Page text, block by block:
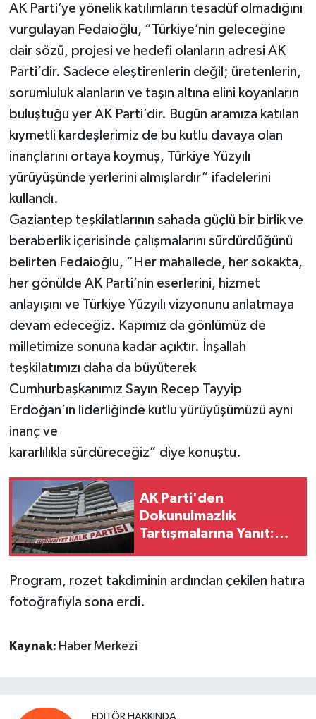
AK Parti’ye yönelik katılımların tesadüf olmadığını
vurgulayan Fedaioğlu, “Türkiye’nin geleceğine
dair sözü, projesi ve hedefi olanların adresi AK
Parti’dir. Sadece eleştirenlerin değil; üretenlerin,
sorumluluk alanların ve taşın altına elini koyanların
buluştuğu yer AK Parti’dir. Bugün aramıza katılan
kıymetli kardeşlerimiz de bu kutlu davaya olan
inançlarını ortaya koymuş, Türkiye Yüzyılı
yürüyüşünde yerlerini almışlardır” ifadelerini
kullandı.
Gaziantep teşkilatlarının sahada güçlü bir birlik ve
beraberlik içerisinde çalışmalarını sürdürdüğünü
belirten Fedaioğlu, “Her mahallede, her sokakta,
her gönülde AK Parti’nin eserlerini, hizmet
anlayışını ve Türkiye Yüzyılı vizyonunu anlatmaya
devam edeceğiz. Kapımız da gönlümüz de
milletimize sonuna kadar açıktır. İnşallah
teşkilatımızı daha da büyüterek
Cumhurbaşkanımız Sayın Recep Tayyip
Erdoğan’ın liderliğinde kutlu yürüyüşümüzü aynı
inanç ve
kararlılıkla sürdüreceğiz” diye konuştu.
AK Parti'den
Dokunulmazlık
Tartışmalarına Yanıt:
Program, rozet takdiminin ardından çekilen hatıra
fotoğrafıyla sona erdi.
Kaynak: Haber Merkezi
EDITÖR HAKKINDA